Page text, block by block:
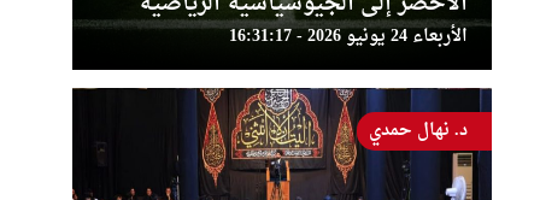
الأربعاء 24 يونيو 2026 - 16:31:17
د. نهال حمدي